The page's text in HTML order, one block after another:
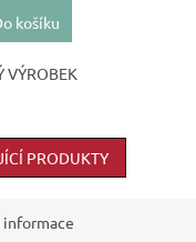
košíku
VÝROBEK
PRODUKTY